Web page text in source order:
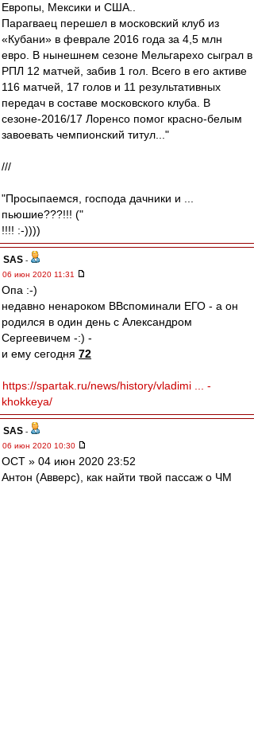
Европы, Мексики и США..
Парагваец перешел в московский клуб из
«Кубани» в феврале 2016 года за 4,5 млн
евро. В нынешнем сезоне Мельгарехо сыграл в
РПЛ 12 матчей, забив 1 гол. Всего в его активе
116 матчей, 17 голов и 11 результативных
передач в составе московского клуба. В
сезоне-2016/17 Лоренсо помог красно-белым
завоевать чемпионский титул..."
///
"Просыпаемся, господа дачники и ...
пьюшие???!!! ("
!!!! :-))))
SAS -
06 июн 2020 11:31
Опа :-)
недавно ненароком ВВспоминали ЕГО - а он
родился в один день с Александром
Сергеевичем -:) -
и ему сегодня 72
https://spartak.ru/news/history/vladimi ... -
khokkeya/
SAS -
06 июн 2020 10:30
ОСТ » 04 июн 2020 23:52
Антон (Авверс), как найти твой пассаж о ЧМ